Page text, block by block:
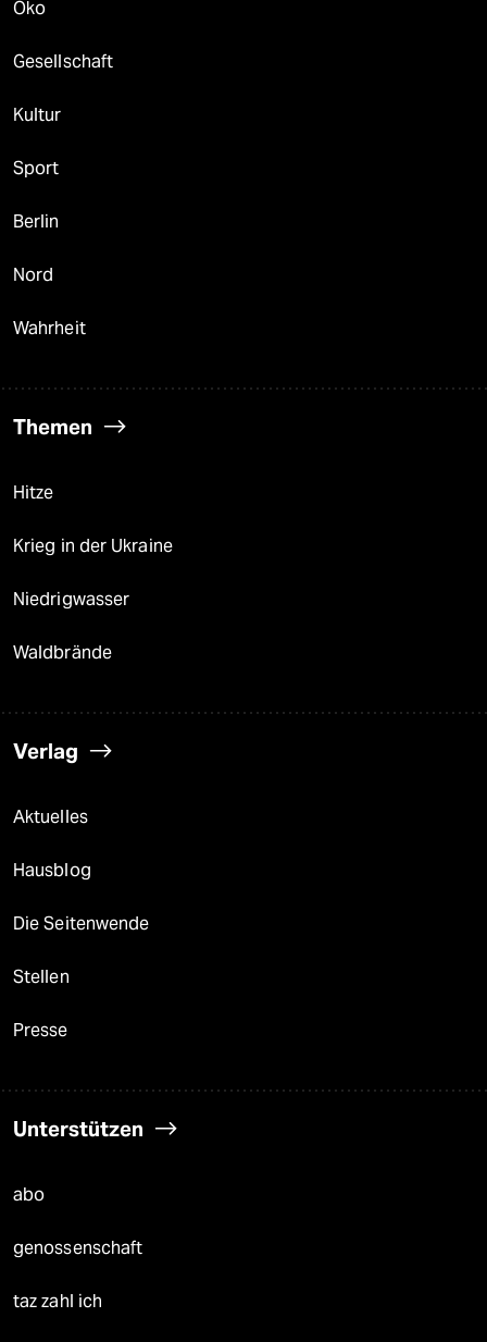
Öko
Gesellschaft
Kultur
Sport
Berlin
Nord
Wahrheit
Themen
Hitze
Krieg in der Ukraine
Niedrigwasser
Waldbrände
Verlag
Aktuelles
Hausblog
Die Seitenwende
Stellen
Presse
Unterstützen
abo
genossenschaft
taz zahl ich